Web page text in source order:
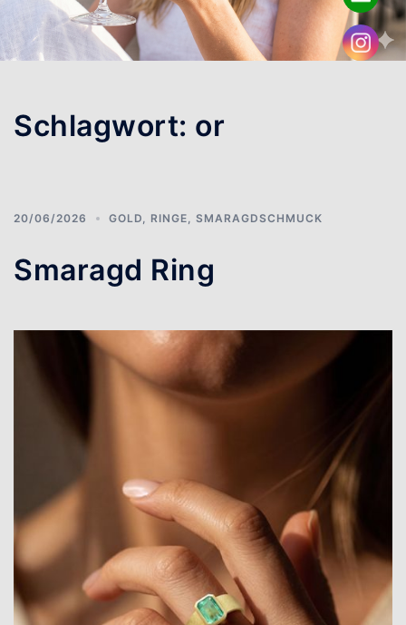
Schlagwort: or
20/06/2026 GOLD RINGE SMARAGDSCHMUCK
Smaragd Ring